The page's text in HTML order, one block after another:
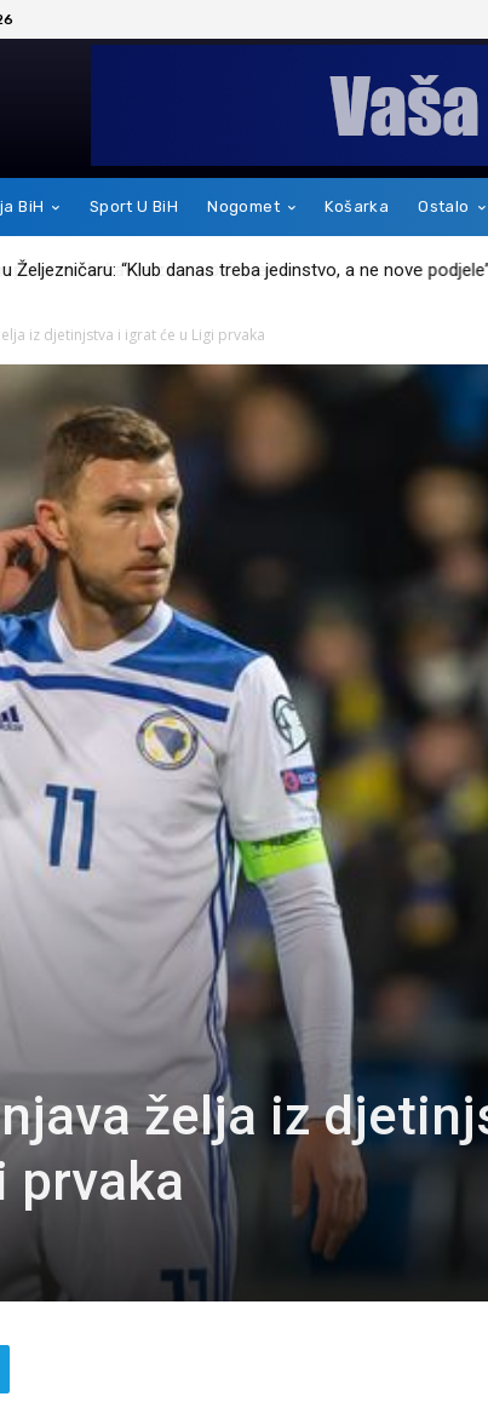
BiH Sport U BiH Nogomet Košarka Ostalo
kakav je zapravo čovjek
iz djetinjstva i igrat će u Ligi prvaka
želja iz
prvaka